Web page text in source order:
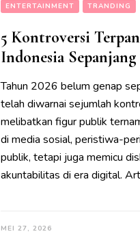
ENTERTAINMENT TRANDING
5 Kontroversi
Indonesia
Tahun 2026 belum genap
telah diwarnai sejumlah
melibatkan figur publik
di media sosial, peristiwa-
publik, tetapi juga memicu
akuntabilitas di era digital.
MEI 27, 2026